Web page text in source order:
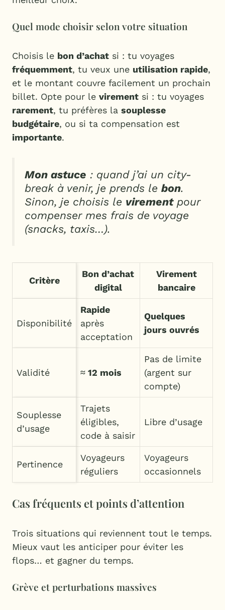
Quel mode choisir selon votre situation
Choisis le bon d’achat si : tu voyages
fréquemment, tu veux une utilisation rapide,
et le montant couvre facilement un prochain
billet. Opte pour le virement si : tu voyages
rarement, tu préfères la souplesse
budgétaire, ou si ta compensation est
importante.
Mon astuce : quand j’ai un city-
break à venir, je prends le bon.
Sinon, je choisis le virementpour
compenser mes frais de voyage
(snacks, taxis…).
Critère
Bon d’achat
digital
Virement
bancaire
Disponibilité
Rapide
après
acceptation
Quelques
jours ouvrés
Validité ≈ 12 mois
Pas de limite
(argent sur
compte)
Souplesse
d’usage
Trajets
éligibles,
code à saisir
Libre d’usage
Pertinence
Voyageurs
réguliers
Voyageurs
occasionnels
Cas fréquents et points d’attention
Trois situations qui reviennent tout le temps.
Mieux vaut les anticiper pour éviter les
flops… et gagner du temps.
Grève et perturbations massives